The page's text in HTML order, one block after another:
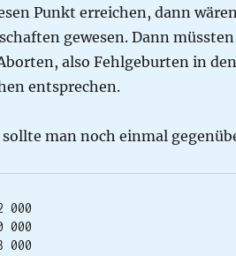
Punkt erreichen, dann
gewesen. Dann
also Fehlgeburten in
entsprechen.
sollte man noch einmal
000
000